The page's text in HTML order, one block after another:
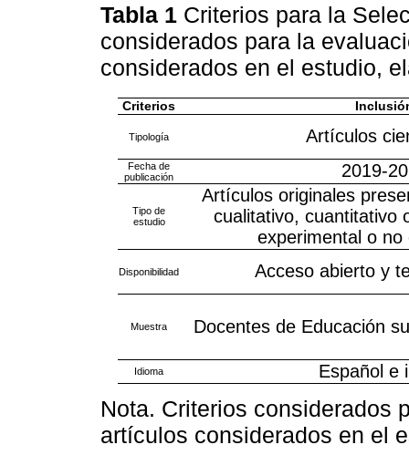
Tabla 1 Criterios para la
considerados para la
considerados en el estudio,
Criterios
Tipología Artículos
Fecha de
publicación
2019-
Tipo de
estudio
Artículos originales
cualitativo, cuantitativo
experimental o no
Disponibilidad Acceso abierto y
Muestra Docentes de Educación
Idioma Español e
Nota. Criterios considerados
artículos considerados en el